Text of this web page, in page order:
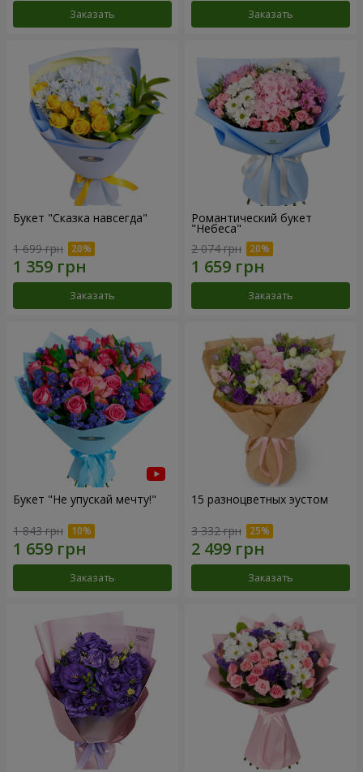
Заказать Заказать
Букет "Сказка навсегда"
1 699 грн
Заказать
Романтический букет
"Небеса"
2 074 грн
Заказать
Букет "Не упускай мечту!"
1 843 грн
Заказать
15 разноцветных эустом
3 332 грн
Заказать